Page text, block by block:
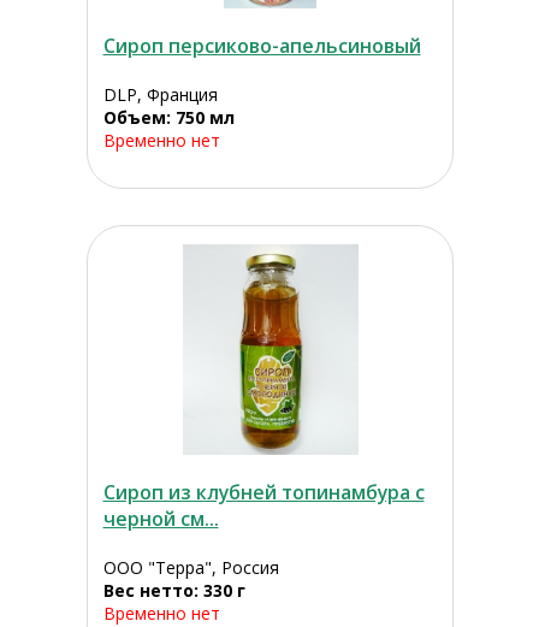
Сироп персиково-апельсиновый
DLP, Франция
Объем: 750 мл
Временно нет
Сироп из клубней топинамбура с
черной см...
ООО "Терра", Россия
Вес нетто: 330 г
Временно нет